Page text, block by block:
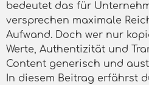
bedeutet das für
versprechen maximale
Aufwand. Doch wer nur
Werte, Authentizität und
Content generisch und
In diesem Beitrag erfährst